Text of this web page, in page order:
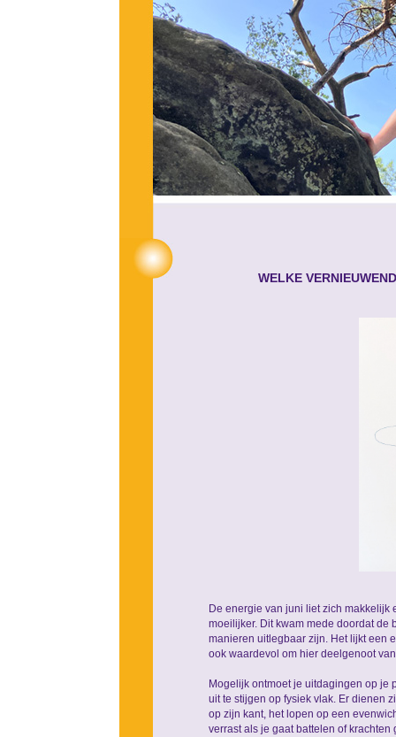
WELKE
De energie van juni liet zich
moeilijker. Dit kwam mede doordat
manieren uitlegbaar zijn. Het lijkt een
ook waardevol om hier deelgenoot
Mogelijk ontmoet je uitdagingen op je
uit te stijgen op fysiek vlak. Er dienen
op zijn kant, het lopen op een
verrast als je gaat battelen of